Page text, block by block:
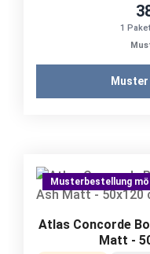
1
Musterbestellung
Atlas Concorde
Matt -